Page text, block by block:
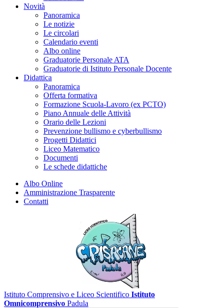
Novità
Panoramica
Le notizie
Le circolari
Calendario eventi
Albo online
Graduatorie Personale ATA
Graduatorie di Istituto Personale Docente
Didattica
Panoramica
Offerta formativa
Formazione Scuola-Lavoro (ex PCTO)
Piano Annuale delle Attività
Orario delle Lezioni
Prevenzione bullismo e cyberbullismo
Progetti Didattici
Liceo Matematico
Documenti
Le schede didattiche
Albo Online
Amministrazione Trasparente
Contatti
Istituto Comprensivo e Liceo Scientifico Istituto
Omnicomprensivo Padula